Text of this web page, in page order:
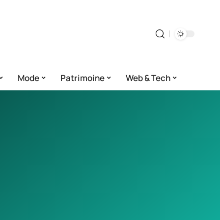
Mode Patrimoine Web & Tech